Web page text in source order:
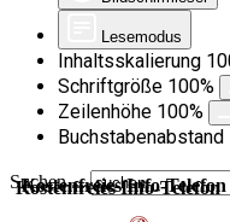
Lesemodus
Inhaltsskalierung
Schriftgröße 100%
Zeilenhöhe 100%
Buchstabenabstand
Suchen ...
Kostenfreies Info-Telefon
Kostenfreies Info-